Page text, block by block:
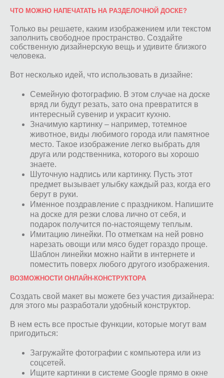
ЧТО МОЖНО НАПЕЧАТАТЬ НА РАЗДЕЛОЧНОЙ ДОСКЕ?
Только вы решаете, каким изображением или текстом
заполнить свободное пространство. Создайте
собственную дизайнерскую вещь и удивите близкого
человека.
Вот несколько идей, что использовать в дизайне:
Семейную фотографию. В этом случае на доске
вряд ли будут резать, зато она превратится в
интересный сувенир и украсит кухню.
Значимую картинку – например, тотемное
животное, виды любимого города или памятное
место. Такое изображение легко выбрать для
друга или родственника, которого вы хорошо
знаете.
Шуточную надпись или картинку. Пусть этот
предмет вызывает улыбку каждый раз, когда его
берут в руки.
Именное поздравление с праздником. Напишите
на доске для резки слова лично от себя, и
подарок получится по-настоящему теплым.
Имитацию линейки. По отметкам на ней ровно
нарезать овощи или мясо будет гораздо проще.
Шаблон линейки можно найти в интернете и
поместить поверх любого другого изображения.
ВОЗМОЖНОСТИ ОНЛАЙН-КОНСТРУКТОРА
Создать свой макет вы можете без участия дизайнера:
для этого мы разработали удобный конструктор.
В нем есть все простые функции, которые могут вам
пригодиться:
Загружайте фотографии с компьютера или из
соцсетей.
Ищите картинки в системе Google прямо в окне